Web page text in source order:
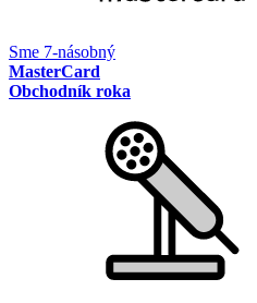
Sme 7-násobný
MasterCard
Obchodník roka